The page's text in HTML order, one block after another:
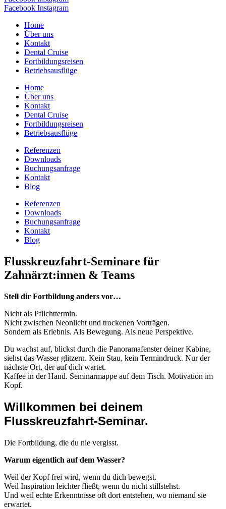
Facebook Instagram
Home
Über uns
Kontakt
Dental Cruise
Fortbildungsreisen
Betriebsausflüge
Home
Über uns
Kontakt
Dental Cruise
Fortbildungsreisen
Betriebsausflüge
Referenzen
Downloads
Buchungsanfrage
Kontakt
Blog
Referenzen
Downloads
Buchungsanfrage
Kontakt
Blog
Flusskreuzfahrt-Seminare für
Zahnärzt:innen & Teams
Stell dir Fortbildung anders vor…
Nicht als Pflichttermin.
Nicht zwischen Neonlicht und trockenen Vorträgen.
Sondern als Erlebnis. Als Bewegung. Als neue Perspektive.
Du wachst auf, blickst durch die Panoramafenster deiner Kabine,
siehst das Wasser glitzern. Kein Stau, kein Termindruck. Nur der
nächste Ort, der auf dich wartet.
Kaffee in der Hand. Seminarmappe auf dem Tisch. Motivation im
Kopf.
Willkommen bei deinem
Flusskreuzfahrt-Seminar.
Die Fortbildung, die du nie vergisst.
Warum eigentlich auf dem Wasser?
Weil der Kopf frei wird, wenn du dich bewegst.
Weil Inspiration leichter fließt, wenn du nicht stillstehst.
Und weil echte Erkenntnisse oft dort entstehen, wo niemand sie
erwartet.